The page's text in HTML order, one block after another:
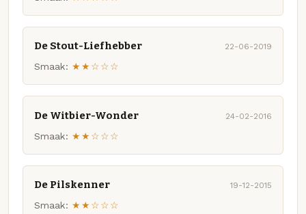
De Stout-Liefhebber 22-06-2019
Smaak: ★★☆☆☆
De Witbier-Wonder 24-02-2016
Smaak: ★★☆☆☆
De Pilskenner 19-12-2015
Smaak: ★★☆☆☆